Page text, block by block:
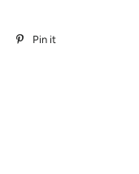
Megosztás
Pin it